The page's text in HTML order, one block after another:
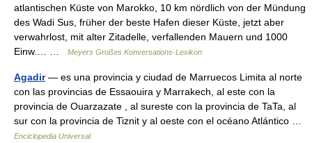
atlantischen Küste von Marokko, 10 km nördlich von der Mündung
des Wadi Sus, früher der beste Hafen dieser Küste, jetzt aber
verwahrlost, mit alter Zitadelle, verfallenden Mauern und 1000
Einw.… …
Meyers Großes Konversations-Lexikon
Agadir— es una provincia y ciudad de Marruecos Limita al norte
con las provincias de Essaouira y Marrakech, al este con la
provincia de Ouarzazate , al sureste con la provincia de TaTa, al
sur con la provincia de Tiznit y al oeste con el océano Atlántico …
Enciclopedia Universal